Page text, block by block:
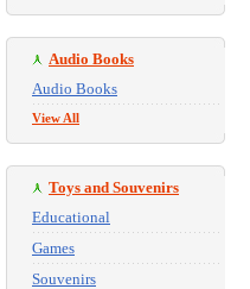
Audio Books
Audio Books
View All
Toys and Souvenirs
Educational
Games
Souvenirs